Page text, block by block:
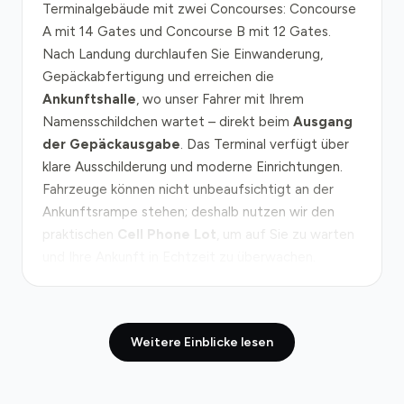
Terminalgebäude mit zwei Concourses: Concourse
A mit 14 Gates und Concourse B mit 12 Gates.
Nach Landung durchlaufen Sie Einwanderung,
Gepäckabfertigung und erreichen die
Ankunftshalle, wo unser Fahrer mit Ihrem
Namensschildchen wartet – direkt beim Ausgang
der Gepäckausgabe. Das Terminal verfügt über
klare Ausschilderung und moderne Einrichtungen.
Fahrzeuge können nicht unbeaufsichtigt an der
Ankunftsrampe stehen; deshalb nutzen wir den
praktischen
Cell Phone Lot , um auf Sie zu warten
Route über denHighway 417(Queensway),
Ottawas verkehrsreichste Nord-Süd-Achse. Die
Weitere Einblicke lesen